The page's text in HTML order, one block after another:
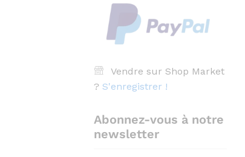
Vendre sur Shop Market
? S'enregistrer !
Abonnez-vous à notre
newsletter